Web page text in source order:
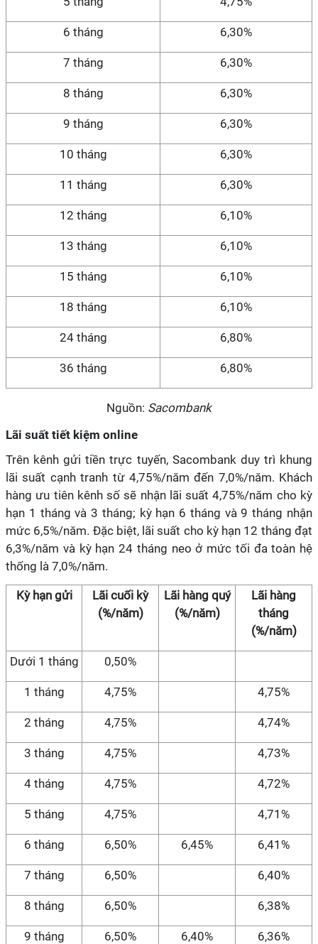
6 tháng 6,30%
7 tháng 6,30%
8 tháng 6,30%
9 tháng 6,30%
10 tháng 6,30%
11 tháng 6,30%
12 tháng 6,10%
13 tháng 6,10%
15 tháng 6,10%
18 tháng 6,10%
24 tháng 6,80%
36 tháng 6,80%
Nguồn: Sacombank
Lãi suất tiết kiệm online
Trên kênh gửi tiền trực tuyến, Sacombank duy trì khung
lãi suất cạnh tranh từ 4,75%/năm đến 7,0%/năm. Khách
hàng ưu tiên kênh số sẽ nhận lãi suất 4,75%/năm cho kỳ
hạn 1 tháng và 3 tháng; kỳ hạn 6 tháng và 9 tháng nhận
mức 6,5%/năm. Đặc biệt, lãi suất cho kỳ hạn 12 tháng đạt
6,3%/năm và kỳ hạn 24 tháng neo ở mức tối đa toàn hệ
thống là 7,0%/năm.
Kỳ hạn gửi
Lãi cuối kỳ
(%/năm)
Lãi hàng quý
(%/năm)
Lãi hàng
tháng
(%/năm)
Dưới 1 tháng 0,50%
1 tháng 4,75% 4,75%
2 tháng 4,75% 4,74%
3 tháng 4,75% 4,73%
4 tháng 4,75% 4,72%
5 tháng 4,75% 4,71%
6 tháng 6,50% 6,45% 6,41%
7 tháng 6,50% 6,40%
8 tháng 6,50% 6,38%
9 tháng 6,50% 6,40% 6,36%